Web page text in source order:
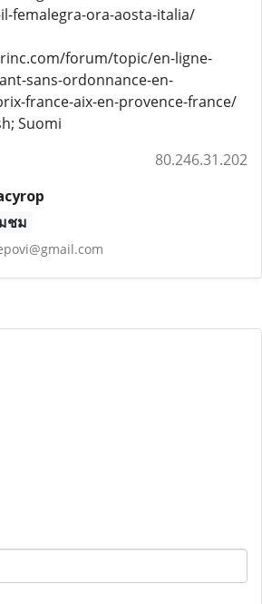
femalegra-ora-aosta-italia/
forum/topic/en-ligne-
sans-ordonnance-en-
france-aix-en-provence-france/
Suomi
80.246.31.202
ชม